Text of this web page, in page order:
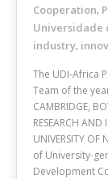
Cooperation,
Universidade
industry,
The UDI-Africa
Team of the
CAMBRIDGE,
RESEARCH
UNIVERSITY
of University-
Development